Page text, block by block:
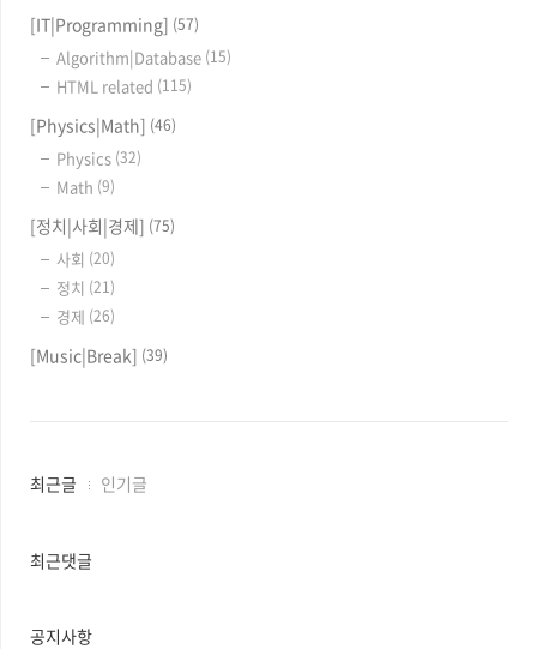
[IT|Programming] (57)
Algorithm|Database (15)
HTML related (115)
[Physics|Math] (46)
Physics (32)
Math (9)
[정치|사회|경제] (75)
사회 (20)
정치 (21)
경제 (26)
[Music|Break] (39)
최
과
인
글
최근글 인기글
최근댓글
공지사항